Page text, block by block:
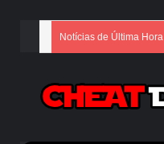
Notícias de Última Hora